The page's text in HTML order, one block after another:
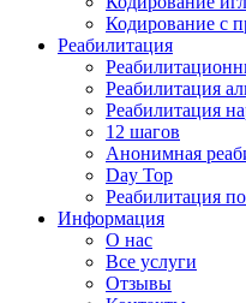
Кодирование с
Реабилитация
Реабилитация
Реабилитация
12 шагов
Анонимная
Day Top
Реабилитация
Информация
О нас
Все услуги
Отзывы